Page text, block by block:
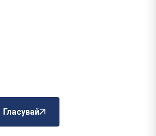
Гласувай